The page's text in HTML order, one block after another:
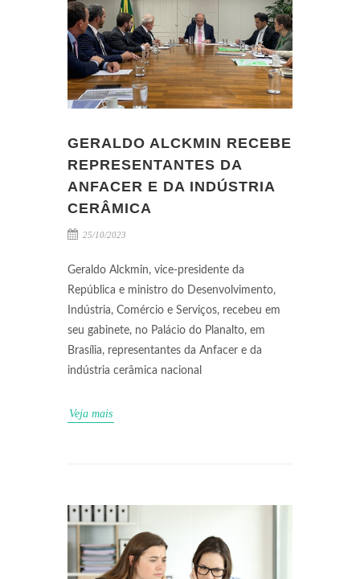
GERALDO ALCKMIN RECEBE
REPRESENTANTES DA
ANFACER E DA INDÚSTRIA
CERÂMICA
25/10/2023
Geraldo Alckmin, vice-presidente da
República e ministro do Desenvolvimento,
Indústria, Comércio e Serviços, recebeu em
seu gabinete, no Palácio do Planalto, em
Brasília, representantes da Anfacer e da
indústria cerâmica nacional
Veja mais